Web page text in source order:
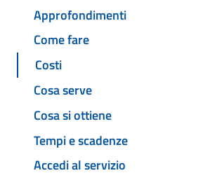
Approfondimenti
Come fare
Costi
Cosa serve
Cosa si ottiene
Tempi e scadenze
Accedi al servizio